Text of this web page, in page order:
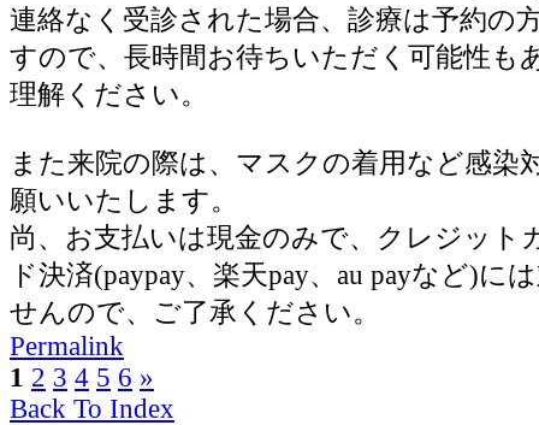
連絡なく受診された場合、診療は予約の
すので、長時間お待ちいただく可能性も
理解ください。
また来院の際は、マスクの着用など感染
願いいたします。
尚、お支払いは現金のみで、クレジット
ド決済(paypay、楽天pay、au payなど)に
せんので、ご了承ください。
Permalink
1 2 3 4 5 6 »
Back To Index